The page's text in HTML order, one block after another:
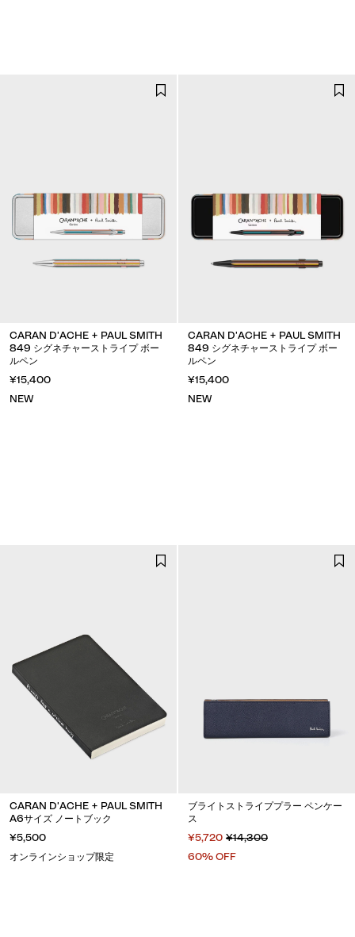
CARAN D'ACHE + PAUL SMITH
849 シグネチャーストライプ ボー
ルペン
¥15,400
NEW
CARAN D'ACHE + PAUL SMITH
849 シグネチャーストライプ ボー
ルペン
¥15,400
NEW
CARAN D'ACHE + PAUL SMITH
A6サイズ ノートブック
¥5,500
オンラインショップ限定
ブライトストライププラー ペンケー
ス
¥5,720 ¥14,300
60% OFF